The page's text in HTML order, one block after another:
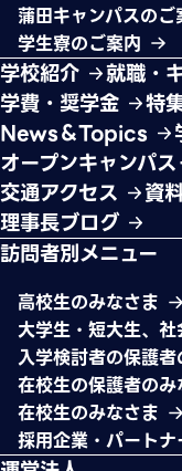
蒲田キャンパスのご
学生寮のご案内
学校紹介 就職・
学費・奨学金
特
News＆Topics
オープンキャンパ
交通アクセス
資
理事長ブログ
訪問者別メニュー
高校生のみなさま
大学生・短大生、
入学検討者の保護
在校生の保護者のみ
在校生のみなさま
採用企業・パート